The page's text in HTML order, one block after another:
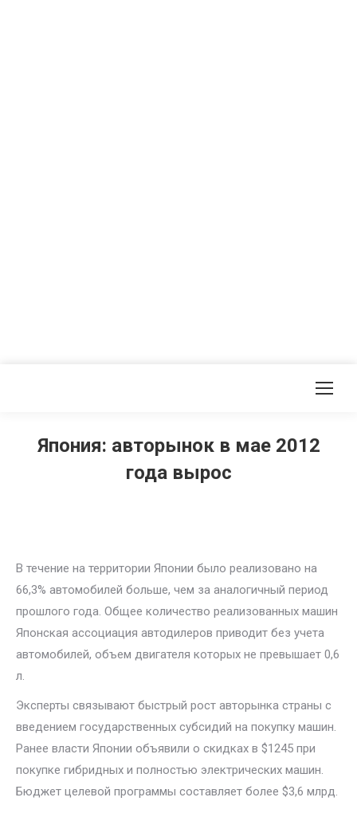
Япония: авторынок в мае 2012
года вырос
В течение на территории Японии было реализовано на
66,3% автомобилей больше, чем за аналогичный период
прошлого года. Общее количество реализованных машин
Японская ассоциация автодилеров приводит без учета
автомобилей, объем двигателя которых не превышает 0,6
л.
Эксперты связывают быстрый рост авторынка страны с
введением государственных субсидий на покупку машин.
Ранее власти Японии объявили о скидках в $1245 при
покупке гибридных и полностью электрических машин.
Бюджет целевой программы составляет более $3,6 млрд.